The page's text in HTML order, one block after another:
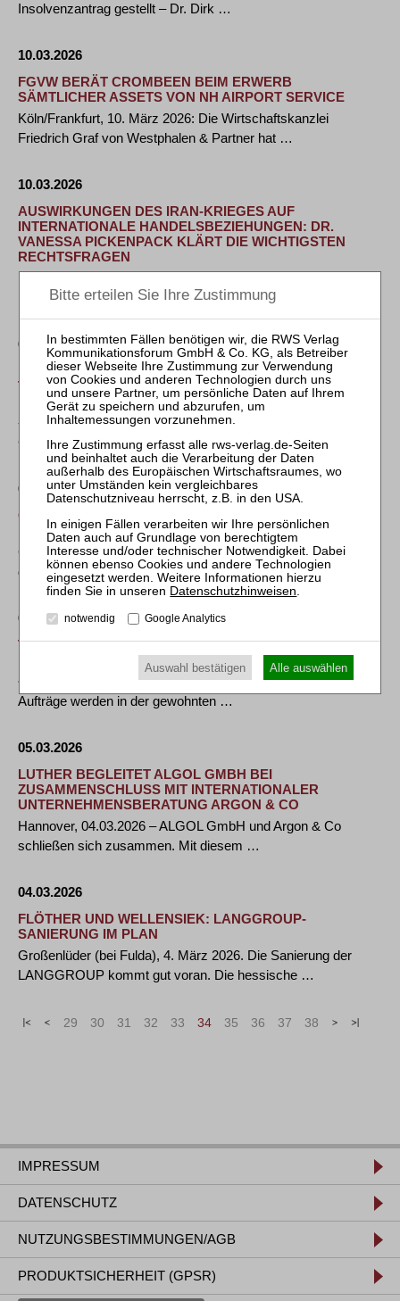
Insolvenzantrag gestellt – Dr. Dirk …
10.03.2026
FGVW BERÄT CROMBEEN BEIM ERWERB
SÄMTLICHER ASSETS VON NH AIRPORT SERVICE
Köln/Frankfurt, 10. März 2026: Die Wirtschaftskanzlei
Friedrich Graf von Westphalen & Partner hat …
10.03.2026
AUSWIRKUNGEN DES IRAN-KRIEGES AUF
INTERNATIONALE HANDELSBEZIEHUNGEN: DR.
VANESSA PICKENPACK KLÄRT DIE WICHTIGSTEN
RECHTSFRAGEN
Lieferketten und wirft für Unternehmen …
09.03.2026
MASCHINENBAUUNTERNEHMEN CREMER
THERMOPROZESSANLAGEN SANIERT SICH IN
EIGENVERWALTUNG
- Eigenverwaltungsverfahren am 1. März 2026 eröffnet -
Geschäftsbetrieb läuft an allen …
09.03.2026
GÖRG BERÄT ANEMOS-JACOB BEI ÜBERNAHME
DURCH TÜV RHEINLAND
GÖRG hat die anemos-jacob GmbH bei der Übernahme
durch TÜV Rheinland umfassend rechtlich beraten. …
05.03.2026
TRADITIONSREICHER WERKZEUG-HERSTELLER
HORST PFAU MUSS INSOLVENZANTRAG STELLEN
• Der Geschäftsbetrieb läuft im vollen Umfang weiter, alle
Aufträge werden in der gewohnten …
05.03.2026
LUTHER BEGLEITET ALGOL GMBH BEI
ZUSAMMENSCHLUSS MIT INTERNATIONALER
UNTERNEHMENSBERATUNG ARGON & CO
Hannover, 04.03.2026 – ALGOL GmbH und Argon & Co
schließen sich zusammen. Mit diesem …
04.03.2026
FLÖTHER UND WELLENSIEK: LANGGROUP-
SANIERUNG IM PLAN
Großenlüder (bei Fulda), 4. März 2026. Die Sanierung der
LANGGROUP kommt gut voran. Die hessische …
« < 29 30 31 32 33 34 35 36 37 38 > »
IMPRESSUM
DATENSCHUTZ
NUTZUNGSBESTIMMUNGEN/AGB
PRODUKTSICHERHEIT (GPSR)
Datenschutzhinweisen
notwendig Google Analytics
Auswahl bestätigen Alle auswählen